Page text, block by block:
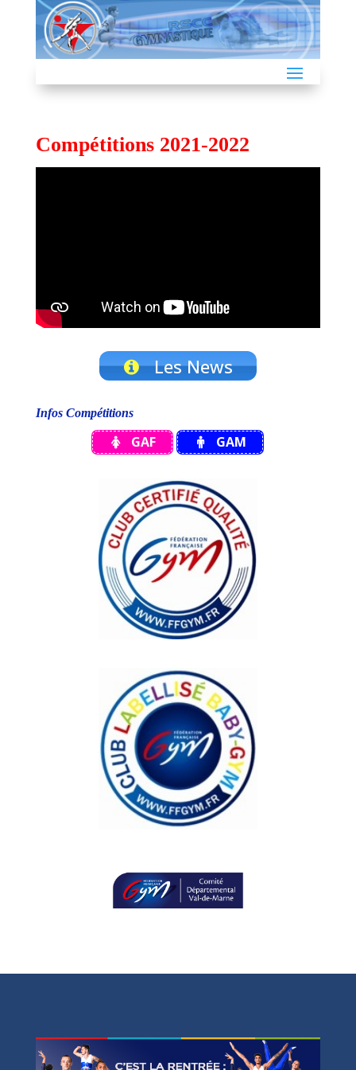
Compétitions 2021-2022
Les News
Infos Compétitions
GAF GAM